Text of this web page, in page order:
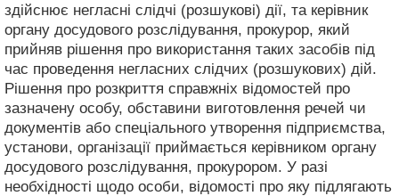
здійснює негласні слідчі (розшукові) дії, та керівник
органу досудового розслідування, прокурор, який
прийняв рішення про використання таких засобів під
час проведення негласних слідчих (розшукових) дій.
Рішення про розкриття справжніх відомостей про
зазначену особу, обставини виготовлення речей чи
документів або спеціального утворення підприємства,
установи, організації приймається керівником органу
досудового розслідування, прокурором. У разі
необхідності щодо особи, відомості про яку підлягають